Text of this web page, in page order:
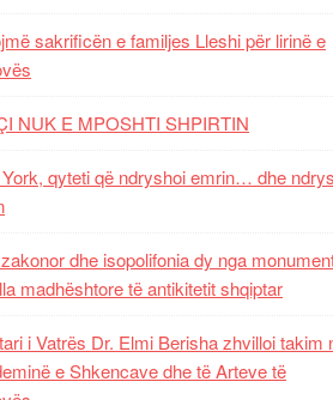
sakrificën e familjes Lleshi për lirinë e
NUK E MPOSHTI SHPIRTIN
qyteti që ndryshoi emrin… dhe
dhe isopolifonia dy nga
madhështore të antikitetit shqiptar
i Vatrës Dr. Elmi Berisha zhvilloi takim
e Shkencave dhe të Arteve të